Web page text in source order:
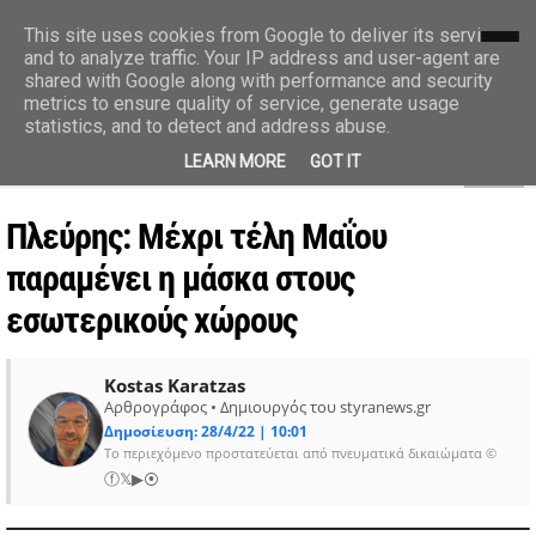
styranews.gr
Ειδήσεις-Γεγονότα-Επικαιρότητα
Πλεύρης: Μέχρι τέλη Μαΐου
παραμένει η μάσκα στους
εσωτερικούς χώρους
Kostas Karatzas
Αρθρογράφος • Δημιουργός του styranews.gr
Δημοσίευση: 28/4/22 | 10:01
Το περιεχόμενο προστατεύεται από πνευματικά δικαιώματα ©
ⓕ𝕏▶⦿
This site uses cookies from Google to deliver its services
and to analyze traffic. Your IP address and user-agent are
shared with Google along with performance and security
metrics to ensure quality of service, generate usage
statistics, and to detect and address abuse.
LEARN MORE GOT IT